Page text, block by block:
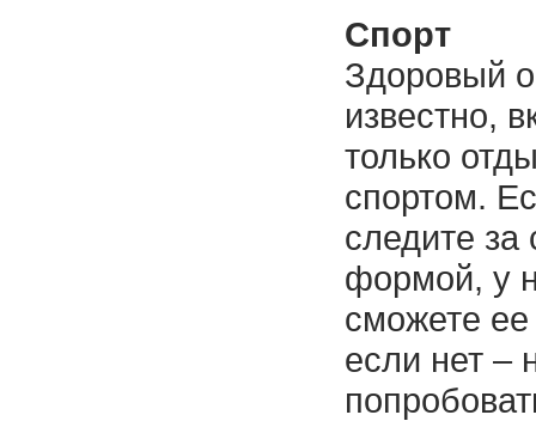
Спорт
Здоровый
известно,
только
спортом.
следите за
формой, у
сможете
если нет –